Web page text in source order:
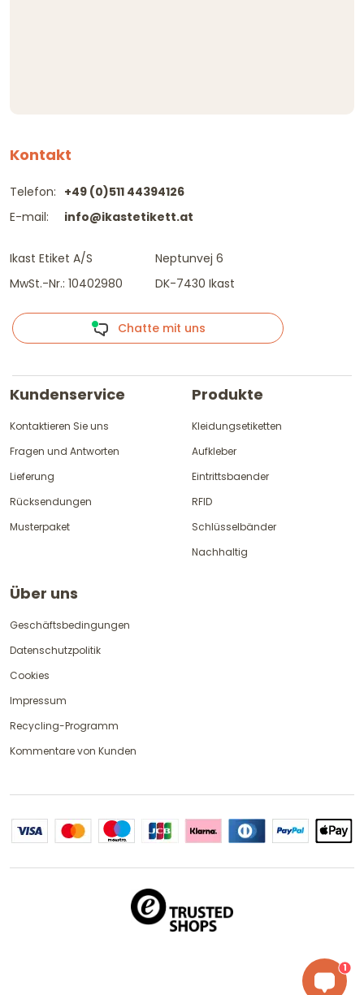
Kontakt
Telefon:
E-mail:
+49 (0)511 44394126
info@ikastetikett.at
Ikast Etiket A/S
MwSt.-Nr.: 10402980
Neptunvej 6
DK-7430 Ikast
Chatte mit uns
Kundenservice
Kontaktieren Sie uns
Fragen und Antworten
Lieferung
Rücksendungen
Musterpaket
Produkte
Kleidungsetiketten
Aufkleber
Eintrittsbaender
RFID
Schlüsselbänder
Nachhaltig
Über uns
Geschäftsbedingungen
Datenschutzpolitik
Cookies
Impressum
Recycling-Programm
Kommentare von Kunden
1